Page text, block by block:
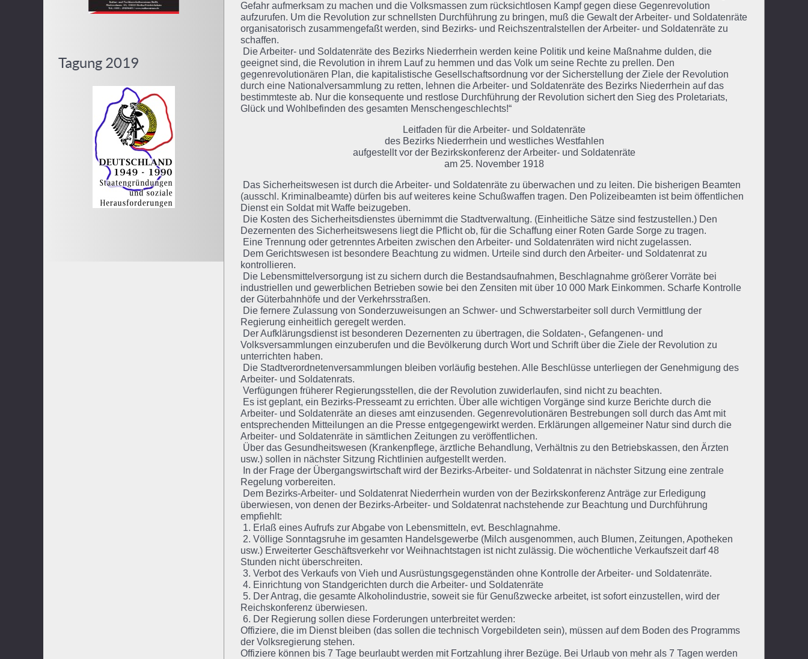
Tagung 2019
Gefahr aufmerksam zu machen und die Volksmassen zum rücksichtlosen Kampf gegen diese Gegenrevolution
aufzurufen. Um die Revolution zur schnellsten Durchführung zu bringen, muß die Gewalt der Arbeiter- und Soldatenräte
organisatorisch zusammengefaßt werden, sind Bezirks- und Reichszentralstellen der Arbeiter- und Soldatenräte zu
schaffen.
Die Arbeiter- und Soldatenräte des Bezirks Niederrhein werden keine Politik und keine Maßnahme dulden, die
geeignet sind, die Revolution in ihrem Lauf zu hemmen und das Volk um seine Rechte zu prellen. Den
gegenrevolutionären Plan, die kapitalistische Gesellschaftsordnung vor der Sicherstellung der Ziele der Revolution
durch eine Nationalversammlung zu retten, lehnen die Arbeiter- und Soldatenräte des Bezirks Niederrhein auf das
bestimmteste ab. Nur die konsequente und restlose Durchführung der Revolution sichert den Sieg des Proletariats,
Glück und Wohlbefinden des gesamten Menschengeschlechts!“
Leitfaden für die Arbeiter- und Soldatenräte
des Bezirks Niederrhein und westliches Westfahlen
aufgestellt vor der Bezirkskonferenz der Arbeiter- und Soldatenräte
am 25. November 1918
Das Sicherheitswesen ist durch die Arbeiter- und Soldatenräte zu überwachen und zu leiten. Die bisherigen Beamten
(ausschl. Kriminalbeamte) dürfen bis auf weiteres keine Schußwaffen tragen. Den Polizeibeamten ist beim öffentlichen
Dienst ein Soldat mit Waffe beizugeben.
Die Kosten des Sicherheitsdienstes übernimmt die Stadtverwaltung. (Einheitliche Sätze sind festzustellen.) Den
Dezernenten des Sicherheitswesens liegt die Pflicht ob, für die Schaffung einer Roten Garde Sorge zu tragen.
Eine Trennung oder getrenntes Arbeiten zwischen den Arbeiter- und Soldatenräten wird nicht zugelassen.
Dem Gerichtswesen ist besondere Beachtung zu widmen. Urteile sind durch den Arbeiter- und Soldatenrat zu
kontrollieren.
Die Lebensmittelversorgung ist zu sichern durch die Bestandsaufnahmen, Beschlagnahme größerer Vorräte bei
industriellen und gewerblichen Betrieben sowie bei den Zensiten mit über 10 000 Mark Einkommen. Scharfe Kontrolle
der Güterbahnhöfe und der Verkehrsstraßen.
Die fernere Zulassung von Sonderzuweisungen an Schwer- und Schwerstarbeiter soll durch Vermittlung der
Regierung einheitlich geregelt werden.
Der Aufklärungsdienst ist besonderen Dezernenten zu übertragen, die Soldaten-, Gefangenen- und
Volksversammlungen einzuberufen und die Bevölkerung durch Wort und Schrift über die Ziele der Revolution zu
unterrichten haben.
Die Stadtverordnetenversammlungen bleiben vorläufig bestehen. Alle Beschlüsse unterliegen der Genehmigung des
Arbeiter- und Soldatenrats.
Verfügungen früherer Regierungsstellen, die der Revolution zuwiderlaufen, sind nicht zu beachten.
Es ist geplant, ein Bezirks-Presseamt zu errichten. Über alle wichtigen Vorgänge sind kurze Berichte durch die
Arbeiter- und Soldatenräte an dieses amt einzusenden. Gegenrevolutionären Bestrebungen soll durch das Amt mit
entsprechenden Mitteilungen an die Presse entgegengewirkt werden. Erklärungen allgemeiner Natur sind durch die
Arbeiter- und Soldatenräte in sämtlichen Zeitungen zu veröffentlichen.
Über das Gesundheitswesen (Krankenpflege, ärztliche Behandlung, Verhältnis zu den Betriebskassen, den Ärzten
usw.) sollen in nächster Sitzung Richtlinien aufgestellt werden.
In der Frage der Übergangswirtschaft wird der Bezirks-Arbeiter- und Soldatenrat in nächster Sitzung eine zentrale
Regelung vorbereiten.
Dem Bezirks-Arbeiter- und Soldatenrat Niederrhein wurden von der Bezirkskonferenz Anträge zur Erledigung
überwiesen, von denen der Bezirks-Arbeiter- und Soldatenrat nachstehende zur Beachtung und Durchführung
empfiehlt:
1. Erlaß eines Aufrufs zur Abgabe von Lebensmitteln, evt. Beschlagnahme.
2. Völlige Sonntagsruhe im gesamten Handelsgewerbe (Milch ausgenommen, auch Blumen, Zeitungen, Apotheken
usw.) Erweiterter Geschäftsverkehr vor Weihnachtstagen ist nicht zulässig. Die wöchentliche Verkaufszeit darf 48
Stunden nicht überschreiten.
3. Verbot des Verkaufs von Vieh und Ausrüstungsgegenständen ohne Kontrolle der Arbeiter- und Soldatenräte.
4. Einrichtung von Standgerichten durch die Arbeiter- und Soldatenräte
5. Der Antrag, die gesamte Alkoholindustrie, soweit sie für Genußzwecke arbeitet, ist sofort einzustellen, wird der
Reichskonferenz überwiesen.
6. Der Regierung sollen diese Forderungen unterbreitet werden:
Offiziere, die im Dienst bleiben (das sollen die technisch Vorgebildeten sein), müssen auf dem Boden des Programms
der Volksregierung stehen.
Offiziere können bis 7 Tage beurlaubt werden mit Fortzahlung ihrer Bezüge. Bei Urlaub von mehr als 7 Tagen werden